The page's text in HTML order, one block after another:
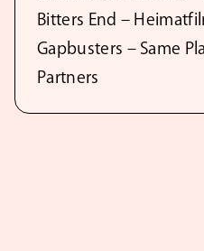
Bitters End –
Gapbusters – Same
Partners